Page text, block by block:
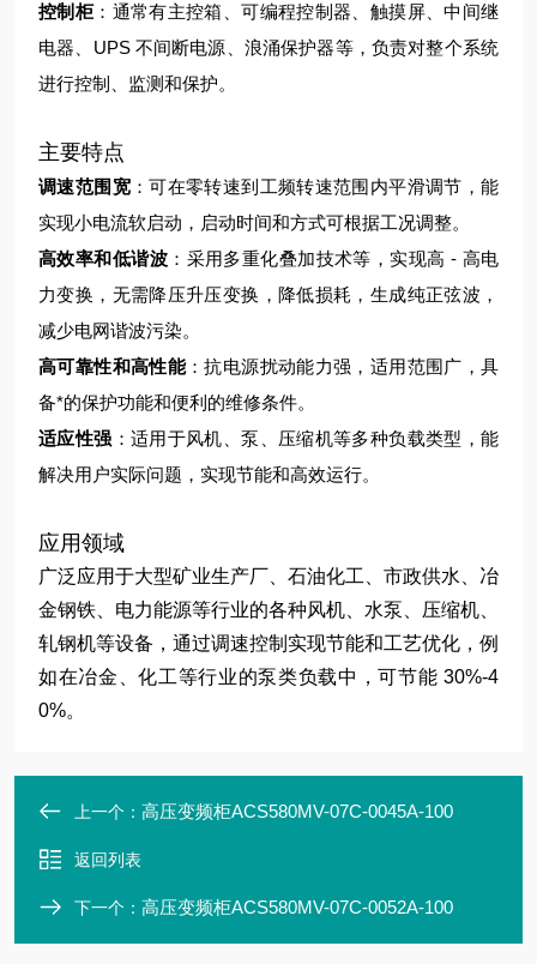
控制柜：通常有主控箱、可编程控制器、触摸屏、中间继
电器、UPS 不间断电源、浪涌保护器等，负责对整个系统
进行控制、监测和保护。
主要特点
调速范围宽：可在零转速到工频转速范围内平滑调节，能
实现小电流软启动，启动时间和方式可根据工况调整。
高效率和低谐波 ：采用多重化叠加技术等，实现高 - 高电
力变换，无需降压升压变换，降低损耗，生成纯正弦波，
减少电网谐波污染。
高可靠性和高性能：抗电源扰动能力强，适用范围广，具
备*的保护功能和便利的维修条件。
适应性强 ：适用于风机、泵、压缩机等多种负载类型，能
解决用户实际问题，实现节能和高效运行。
应用领域
广泛应用于大型矿业生产厂、石油化工、市政供水、冶
金钢铁、电力能源等行业的各种风机、水泵、压缩机、
轧钢机等设备，通过调速控制实现节能和工艺优化，例
如在冶金、化工等行业的泵类负载中，可节能 30%-4
0%。
上一个： 高压变频柜ACS580MV-07C-0045A-100
返回列表
下一个： 高压变频柜ACS580MV-07C-0052A-100